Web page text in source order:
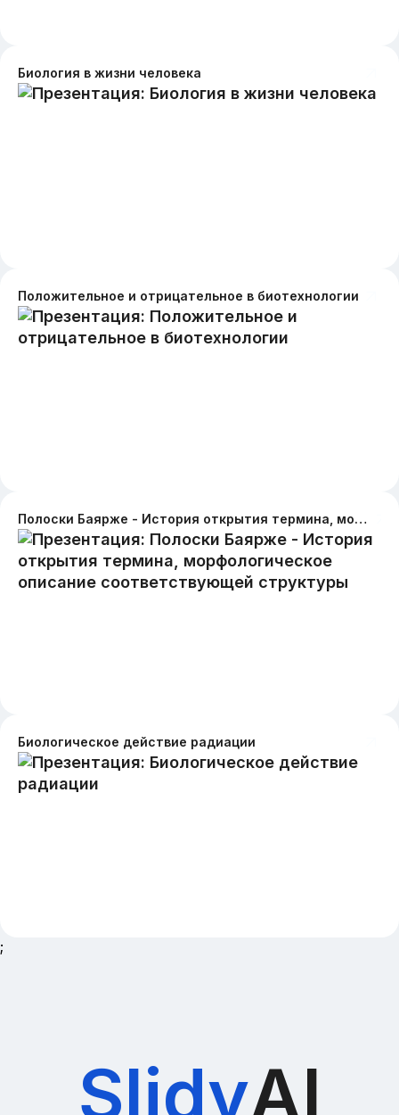
Биология в жизни человека
Положительное и отрицательное в биотехнологии
Полоски Баярже - История открытия термина, морфологическое описание соответствующей структуры
Биологическое действие радиации
;
SlidyAI